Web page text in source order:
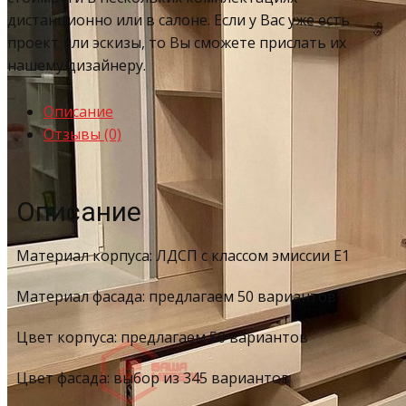
дистанционно или в салоне. Если у Вас уже есть
проект или эскизы, то Вы сможете прислать их
нашему дизайнеру.
Описание
Отзывы (0)
Описание
Материал корпуса: ЛДСП с классом эмиссии Е1
Материал фасада: предлагаем 50 вариантов
Цвет корпуса: предлагаем 50 вариантов
Цвет фасада: выбор из 345 вариантов